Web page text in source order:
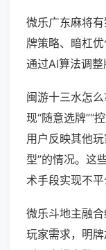
微乐广东麻将
牌策略、暗杠
通过AI算法调整
闽游十三水怎
现“随意选牌”“
用户反映其他
型”的情况。这
术手段实现不平
微乐斗地主融
玩家需求，明